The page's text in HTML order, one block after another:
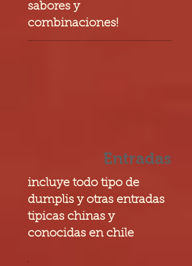
sabores y
combinaciones!
Entradas
incluye todo tipo de
dumplis y otras entradas
tipicas chinas y
conocidas en chile